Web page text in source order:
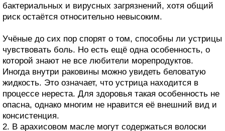
бактериальных и вирусных загрязнений, хотя общий
риск остаётся относительно невысоким.
Учёные до сих пор спорят о том, способны ли устрицы
чувствовать боль. Но есть ещё одна особенность, о
которой знают не все любители морепродуктов.
Иногда внутри раковины можно увидеть беловатую
жидкость. Это означает, что устрица находится в
процессе нереста. Для здоровья такая особенность не
опасна, однако многим не нравится её внешний вид и
консистенция.
2. В арахисовом масле могут содержаться волоски